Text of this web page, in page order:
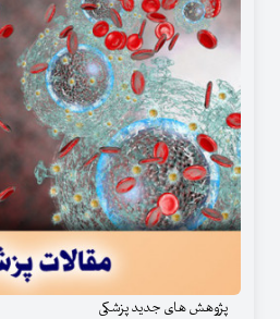
پژوهش های جدید پزشکی